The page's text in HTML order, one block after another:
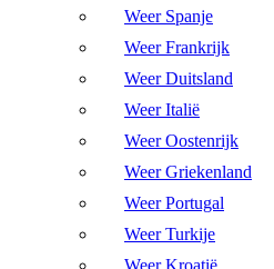
Weer Spanje
Weer Frankrijk
Weer Duitsland
Weer Italië
Weer Oostenrijk
Weer Griekenland
Weer Portugal
Weer Turkije
Weer Kroatië